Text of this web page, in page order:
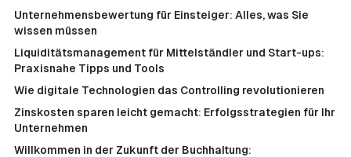
Unternehmensbewertung für Einsteiger: Alles, was Sie
wissen müssen
Liquiditätsmanagement für Mittelständler und Start-ups:
Praxisnahe Tipps und Tools
Wie digitale Technologien das Controlling revolutionieren
Zinskosten sparen leicht gemacht: Erfolgsstrategien für Ihr
Unternehmen
Willkommen in der Zukunft der Buchhaltung: